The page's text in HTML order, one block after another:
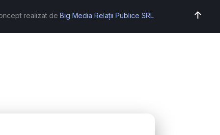
realizat de Big Media Relații Publice SRL